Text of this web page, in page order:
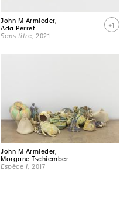
John M Armleder,
Ada Perret
Sans titre , 2021
+1
John M Armleder,
Morgane Tschiember
Espèce I , 2017